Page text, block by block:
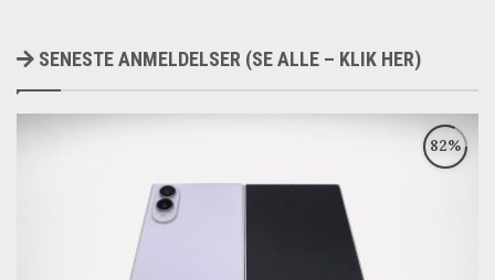
SENESTE ANMELDELSER (SE ALLE – KLIK HER)